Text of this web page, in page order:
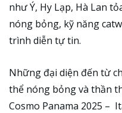
như Ý, Hy Lạp, Hà Lan
nóng bỏng, kỹ năng
trình diễn tự tin.
Những đại diện đến từ
thể nóng bỏng và thần
Cosmo Panama 2025 –